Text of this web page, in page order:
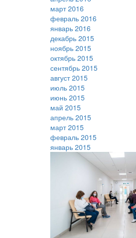
март 2016
февраль 2016
январь 2016
декабрь 2015
ноябрь 2015
октябрь 2015
сентябрь 2015
август 2015
июль 2015
июнь 2015
май 2015
апрель 2015
март 2015
февраль 2015
январь 2015